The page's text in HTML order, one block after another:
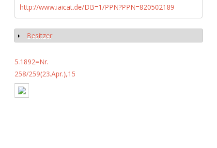
http://www.iaicat.de/DB=1/PPN?PPN=820502189
Show
Besitzer
5.1892=Nr.
258/259(23.Apr.),15